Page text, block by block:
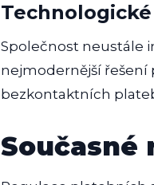
Společnost neustále
nejmodernější řešení
bezkontaktních
Současné